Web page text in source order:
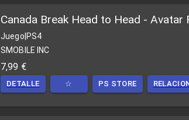
Canada Break Head to Head - Avatar
Juego|PS4
SMOBILE INC
7,99 €
DETALLE ☆ PS STORE